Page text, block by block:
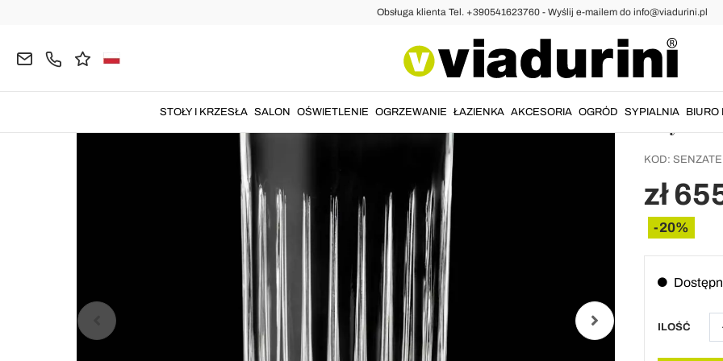
Obsługa klienta Tel. +390541623760 - Wyślij e-mailem do info@viadurini.pl
STOŁY I KRZESŁA SALON OŚWIETLENIE OGRZEWANIE ŁAZIENKA AKCESORIA OGRÓD SYPIALNIA BIURO
Włoskie Wyroby Kryształowe
12
KOD:
zł
-20%
ILOŚĆ